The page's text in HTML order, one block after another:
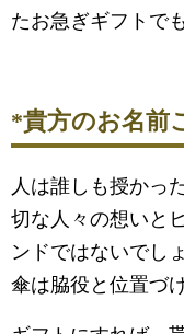
たお急ぎギフトで
*貴方のお名前
人は誰しも授かっ
切な人々の想いと
ンドではないでし
傘は脇役と位置づ